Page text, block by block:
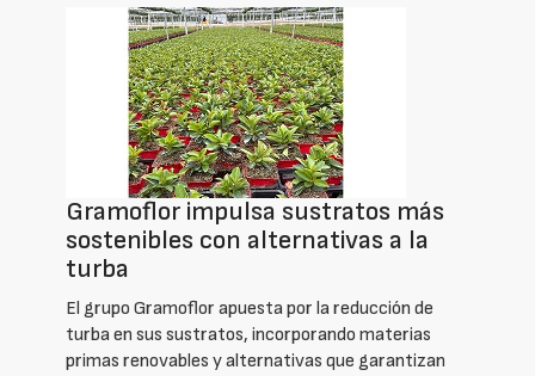
Gramoflor impulsa sustratos más
sostenibles con alternativas a la
turba
El grupo Gramoflor apuesta por la reducción de
turba en sus sustratos, incorporando materias
primas renovables y alternativas que garantizan